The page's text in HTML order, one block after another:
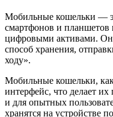
Мобильные кошельки —
смартфонов и планшетов
цифровыми активами.
способ хранения,
ходу».
Мобильные кошельки,
интерфейс, что делает
и для опытных
хранятся на устройстве